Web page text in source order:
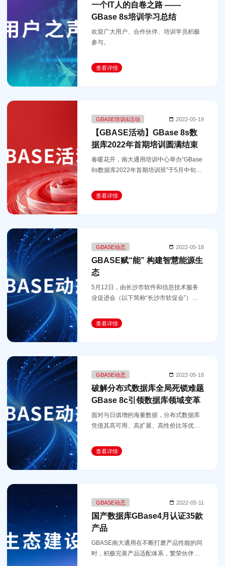
一个IT人的自卷之路 ——
GBase 8s培训学习总结
欢迎广大用户、合作伙伴、培训学员积极
参与。
查看详情
GBASE培训&活动 2022-05-19
【GBASE活动】GBase 8s数
据库2022年首期培训圆满结束
春暖花开，南大通用培训中心举办”GBase
8s数据库2022年首期培训班”于5月中旬结
的学习，并于4月28 - 5月4日进行了认证
考试，共有200多人参加考试，192人通
查看详情
GBASE动态 2022-05-18
GBASE赋“能” 构建智慧能源生
态
5月12日，由长沙市软件和信息技术服务
业促进会（以下简称“长沙市软促会”）主办
查看详情
GBASE动态 2022-05-18
破解分布式数据库全局死锁难题
GBase 8c引领数据库领域变革
面对与日俱增的海量数据，分布式数据库
凭借其高可用、高扩展、高性价比等优
来越多用户的认可。分布式数据库的时代
已悄然到来！
查看详情
GBASE动态 2022-05-11
国产数据库GBase4月认证35款
产品
GBASE南大通用在不断打磨产品性能的同
时，积极完善产品适配体系，繁荣伙伴合